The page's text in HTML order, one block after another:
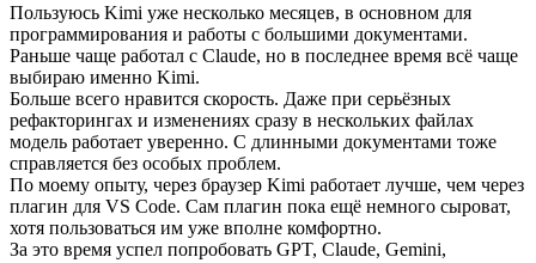
Пользуюсь Kimi уже несколько месяцев, в основном для
программирования и работы с большими документами.
Раньше чаще работал с Claude, но в последнее время всё чаще
выбираю именно Kimi.
Больше всего нравится скорость. Даже при серьёзных
рефакторингах и изменениях сразу в нескольких файлах
модель работает уверенно. С длинными документами тоже
справляется без особых проблем.
По моему опыту, через браузер Kimi работает лучше, чем через
плагин для VS Code. Сам плагин пока ещё немного сыроват,
хотя пользоваться им уже вполне комфортно.
За это время успел попробовать GPT, Claude, Gemini,